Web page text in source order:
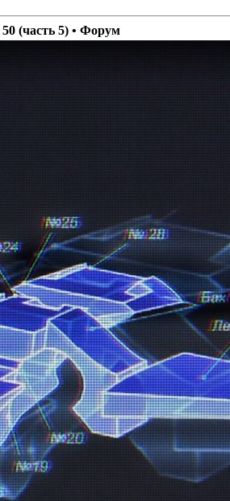
50 (часть 5) • Форум